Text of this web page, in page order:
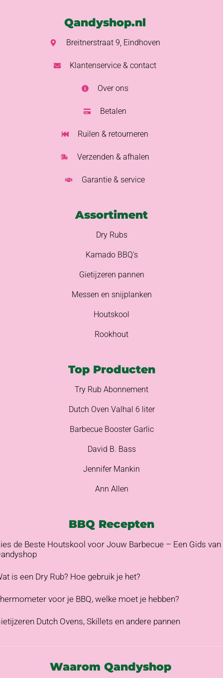
Qandyshop.nl
Breitnerstraat 9, Eindhoven
Klantenservice & contact
Over ons
Betalen
Ruilen & retourneren
Verzenden & afhalen
Garantie & service
Assortiment
Dry Rubs
Kamado BBQ's
Gietijzeren pannen
Messen en snijplanken
Houtskool
Rookhout
Top Producten
Try Rub Abonnement
Dutch Oven Valhal 6 liter
Barbecue Booster Garlic
David B. Bass
Jennifer Mankin
Ann Allen
BBQ Recepten
de Beste Houtskool voor Jouw Barbecue – Een Gids van
is een Dry Rub? Hoe gebruik je het?
voor je BBQ, welke moet je hebben?
Dutch Ovens, Skillets en andere pannen
Waarom Qandyshop